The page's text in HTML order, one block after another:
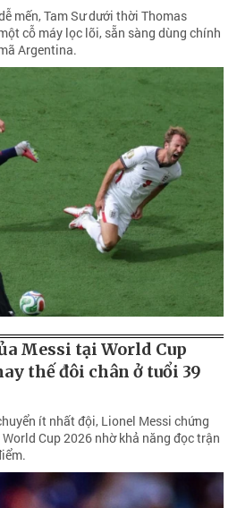
mến, Tam Sư dưới thời Thomas
cỗ máy lọc lõi, sẵn sàng dùng chính
Argentina.
Messi tại World Cup
thế đôi chân ở tuổi 39
ít nhất đội, Lionel Messi chứng
Cup 2026 nhờ khả năng đọc trận